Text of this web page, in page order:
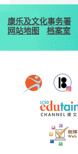
康乐及文化事务署
网站地图
档案室